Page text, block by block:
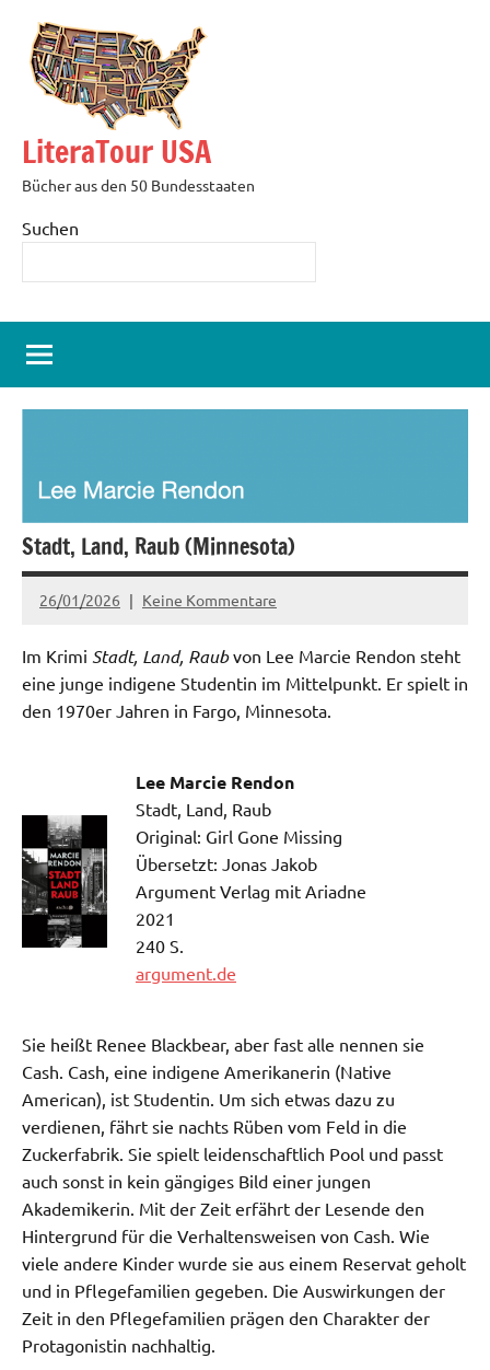
Inhalt
springen
LiteraTour USA
Bücher aus den 50 Bundesstaaten
Suchen
Stadt, Land, Raub (Minnesota)
26/01/2026
admin
Keine Kommentare
Im Krimi Stadt, Land, Raubvon Lee Marcie Rendon steht
eine junge indigene Studentin im Mittelpunkt. Er spielt in
den 1970er Jahren in Fargo, Minnesota.
Lee Marcie Rendon
Stadt, Land, Raub
Original: Girl Gone Missing
Übersetzt: Jonas Jakob
Argument Verlag mit Ariadne
2021
240 S.
argument.de
Sie heißt Renee Blackbear, aber fast alle nennen sie
Cash. Cash, eine indigene Amerikanerin (Native
American), ist Studentin. Um sich etwas dazu zu
verdienen, fährt sie nachts Rüben vom Feld in die
Zuckerfabrik. Sie spielt leidenschaftlich Pool und passt
auch sonst in kein gängiges Bild einer jungen
Akademikerin. Mit der Zeit erfährt der Lesende den
Hintergrund für die Verhaltensweisen von Cash. Wie
viele andere Kinder wurde sie aus einem Reservat geholt
und in Pflegefamilien gegeben. Die Auswirkungen der
Zeit in den Pflegefamilien prägen den Charakter der
Protagonistin nachhaltig.